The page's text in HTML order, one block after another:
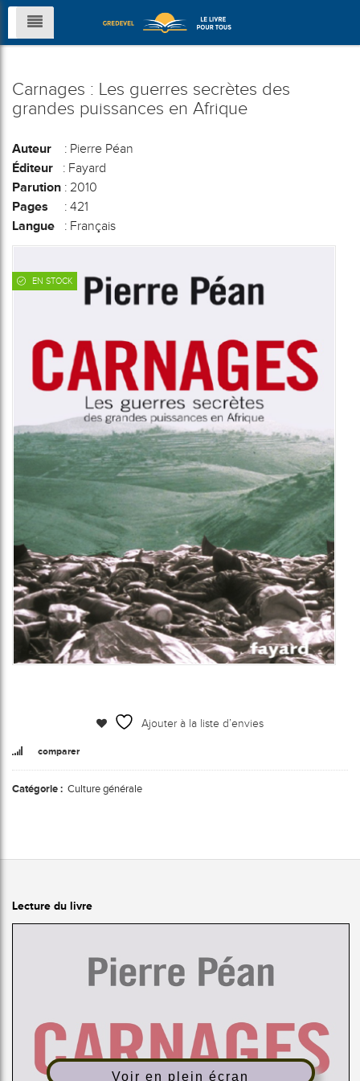
Carnages : Les guerres secrètes des
grandes puissances en Afrique
Auteur : Pierre Péan
Éditeur : Fayard
Parution : 2010
Pages : 421
Langue : Français
EN STOCK
Ajouter à la liste d’envies
comparer
Catégorie : Culture générale
Lecture du livre
Voir en plein écran